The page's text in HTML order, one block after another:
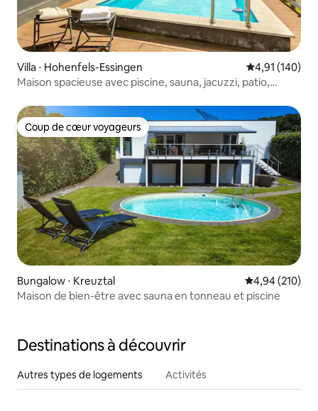
Villa ⋅ Hohenfels-Essingen Évaluation
4,91 (140)
Maison spacieuse avec piscine, sauna, jacuzzi, patio,
Coup de cœur voyageurs
Coup de cœur voyageurs
Bungalow ⋅ Kreuztal Évaluation
4,94 (210)
Maison de bien-être avec sauna en tonneau et piscine
Destinations à découvrir
Autres types de logements Activités